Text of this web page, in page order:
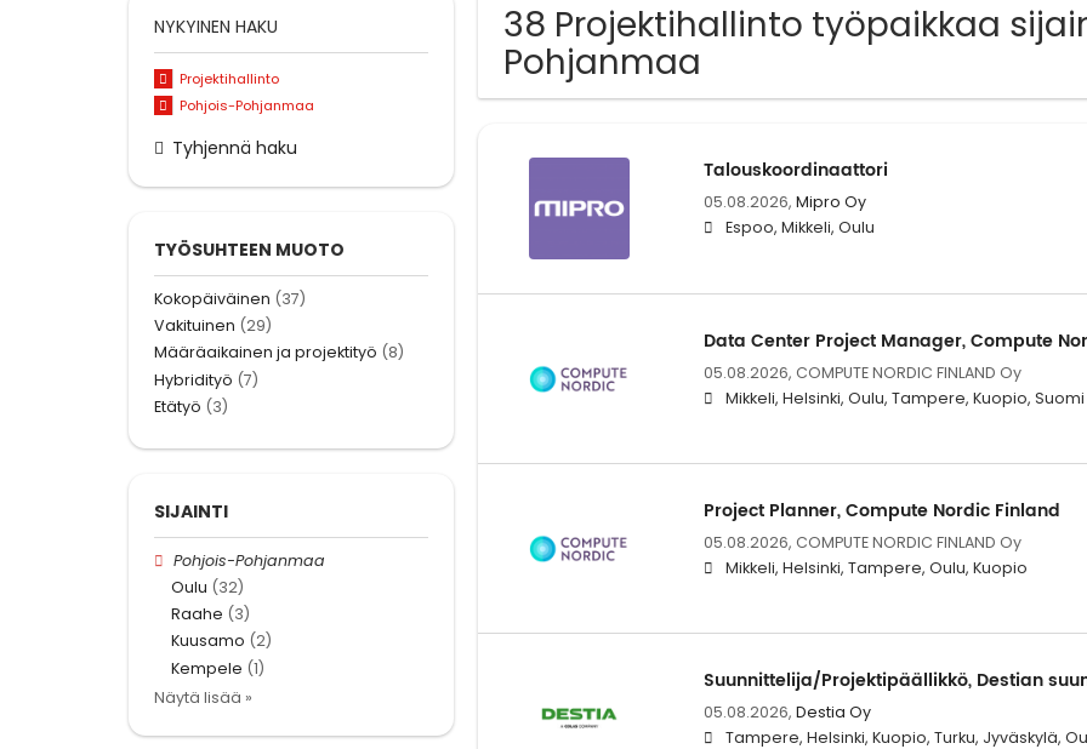
38 Projektihallinto työpaikkaa
Pohjanmaa
Talouskoordinaattori
05.08.2026, Mipro Oy
Espoo, Mikkeli, Oulu
Data Center Project Manager, Compute
05.08.2026, COMPUTE NORDIC FINLAND Oy
Mikkeli, Helsinki, Oulu, Tampere, Kuopio, Suomi
Project Planner, Compute Nordic Finland
05.08.2026, COMPUTE NORDIC FINLAND Oy
Mikkeli, Helsinki, Tampere, Oulu, Kuopio
Suunnittelija/Projektipäällikkö, Destian
05.08.2026, Destia Oy
Tampere, Helsinki, Kuopio, Turku, Jyväskylä,
NYKYINEN HAKU
Projektihallinto
Pohjois-Pohjanmaa
Tyhjennä haku
TYÖSUHTEEN MUOTO
Kokopäiväinen (37)
Vakituinen (29)
Määräaikainen ja projektityö (8)
Hybridityö (7)
Etätyö (3)
SIJAINTI
Pohjois-Pohjanmaa
Oulu (32)
Raahe (3)
Kuusamo (2)
Kempele (1)
Näytä lisää »